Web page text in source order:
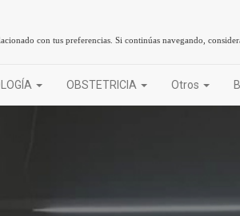
con tus preferencias. Si continúas navegando,
OBSTETRICIA Otros